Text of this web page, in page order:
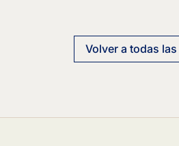
Volver a todas